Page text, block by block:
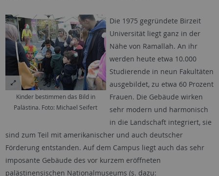
Kinder bestimmen das Bild in
Palästina. Foto: Michael Seifert
Die 1975 gegründete Birzeit
Universität liegt ganz in der
Nähe von Ramallah. An ihr
werden heute etwa 10.000
Studierende in neun Fakultäten
ausgebildet, zu etwa 60 Prozent
Frauen. Die Gebäude wirken
sehr modern und harmonisch
in die Landschaft integriert, sie
sind zum Teil mit amerikanischer und auch deutscher
Förderung entstanden. Auf dem Campus liegt auch das sehr
imposante Gebäude des vor kurzem eröffneten
palästinensischen Nationalmuseums (s. dazu: